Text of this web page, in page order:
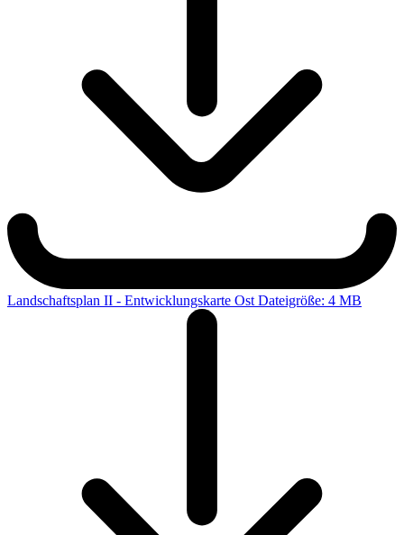
Landschaftsplan II - Entwicklungskarte Ost Dateigröße: 4 MB